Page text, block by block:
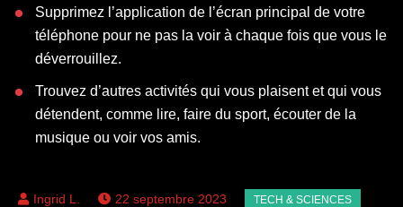
Supprimez l’application de l’écran principal de votre
téléphone pour ne pas la voir à chaque fois que vous le
déverrouillez.
Trouvez d’autres activités qui vous plaisent et qui vous
détendent, comme lire, faire du sport, écouter de la
musique ou voir vos amis.
22 septembre 2023